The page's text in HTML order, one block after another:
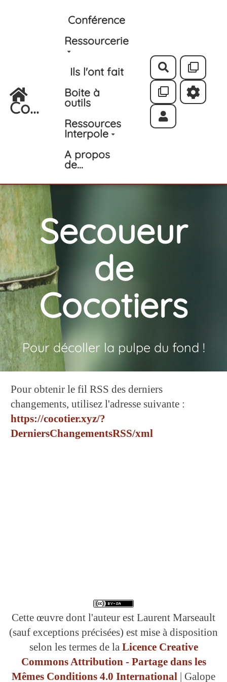
Aller au contenu principal
Co...
Conférence
Ressourcerie
Ils l'ont fait
Boite à
outils
Ressources
Interpole
A propos
de...
Rechercher
Secoueur
de
Cocotiers
Pour décoller la pulpe du fond !
Pour obtenir le fil RSS des derniers
changements, utilisez l'adresse suivante :
https://cocotier.xyz/?
DerniersChangementsRSS/xml
Cette œuvre dont l'auteur est Laurent Marseault
(sauf exceptions précisées) est mise à disposition
selon les termes de la Licence Creative
Commons Attribution - Partage dans les
Mêmes Conditions 4.0 International | Galope